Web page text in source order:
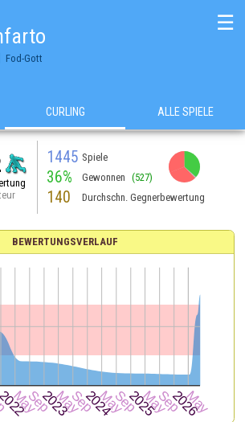
Fod-Gott
☰
CURLING ALLE SPIELE
1445 Spiele
36% Gewonnen (527)
140 Durchschn. Gegnerbewertung
BEWERTUNGSVERLAUF